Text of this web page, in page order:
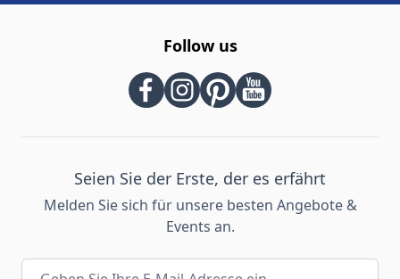
Follow us
Seien Sie der Erste, der es erfährt
Melden Sie sich für unsere besten Angebote &
Events an.
E-Mail-Adresse